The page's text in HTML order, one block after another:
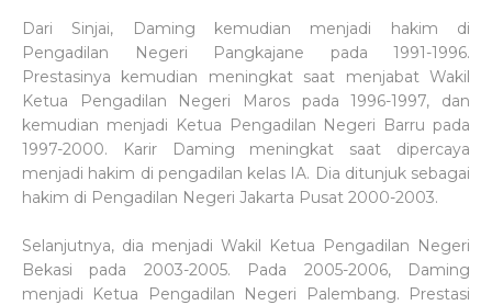
Dari Sinjai, Daming kemudian menjadi hakim di
Pengadilan Negeri Pangkajane pada 1991-1996.
Prestasinya kemudian meningkat saat menjabat Wakil
Ketua Pengadilan Negeri Maros pada 1996-1997, dan
kemudian menjadi Ketua Pengadilan Negeri Barru pada
1997-2000. Karir Daming meningkat saat dipercaya
menjadi hakim di pengadilan kelas IA. Dia ditunjuk sebagai
hakim di Pengadilan Negeri Jakarta Pusat 2000-2003.
Selanjutnya, dia menjadi Wakil Ketua Pengadilan Negeri
Bekasi pada 2003-2005. Pada 2005-2006, Daming
menjadi Ketua Pengadilan Negeri Palembang. Prestasi